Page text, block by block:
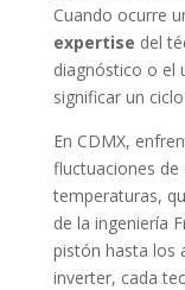
Cuando ocurre
expertise del
diagnóstico o el
significar un
En CDMX,
fluctuaciones de
temperaturas,
de la ingeniería
pistón hasta los
inverter, cada